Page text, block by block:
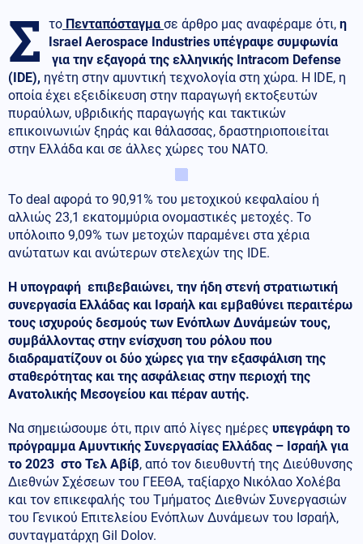
Σ το Πενταπόσταγμα σε άρθρο μας αναφέραμε ότι, η
Israel Aerospace Industries υπέγραψε συμφωνία
για την εξαγορά της ελληνικής Intracom Defense
(IDE), ηγέτη στην αμυντική τεχνολογία στη χώρα. Η IDE, η
οποία έχει εξειδίκευση στην παραγωγή εκτοξευτών
πυραύλων, υβριδικής παραγωγής και τακτικών
επικοινωνιών ξηράς και θάλασσας, δραστηριοποιείται
στην Ελλάδα και σε άλλες χώρες του ΝΑΤΟ.
Το deal αφορά το 90,91% του μετοχικού κεφαλαίου ή
αλλιώς 23,1 εκατομμύρια ονομαστικές μετοχές. Το
υπόλοιπο 9,09% των μετοχών παραμένει στα χέρια
ανώτατων και ανώτερων στελεχών της IDE.
Η υπογραφή επιβεβαιώνει, την ήδη στενή στρατιωτική
συνεργασία Ελλάδας και Ισραήλ και εμβαθύνει περαιτέρω
τους ισχυρούς δεσμούς των Ενόπλων Δυνάμεών τους,
συμβάλλοντας στην ενίσχυση του ρόλου που
διαδραματίζουν οι δύο χώρες για την εξασφάλιση της
σταθερότητας και της ασφάλειας στην περιοχή της
Ανατολικής Μεσογείου και πέραν αυτής.
Να σημειώσουμε ότι, πριν από λίγες ημέρες υπεγράφη το
πρόγραμμα Αμυντικής Συνεργασίας Ελλάδας – Ισραήλ για
το 2023 στο Τελ Αβίβ, από τον διευθυντή της Διεύθυνσης
Διεθνών Σχέσεων του ΓΕΕΘΑ, ταξίαρχο Νικόλαο Χολέβα
και τον επικεφαλής του Τμήματος Διεθνών Συνεργασιών
του Γενικού Επιτελείου Ενόπλων Δυνάμεων του Ισραήλ,
συνταγματάρχη Gil Dolov.